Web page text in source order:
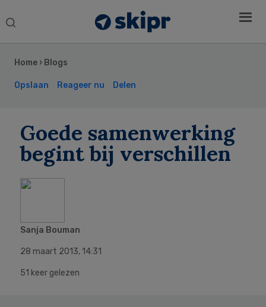
Search
Home › Blogs
Opslaan Reageer nu Delen
Goede samenwerking
begint bij verschillen
Sanja Bouman
28 maart 2013, 14:31
51 keer gelezen
Sidebar